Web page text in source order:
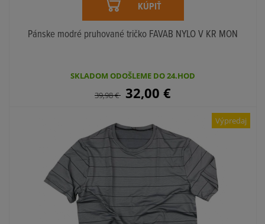
KÚPIŤ
Pánske modré pruhované tričko FAVAB NYLO V KR MON
SKLADOM ODOŠLEME DO 24.HOD
39,98€ 32,00 €
Výpredaj